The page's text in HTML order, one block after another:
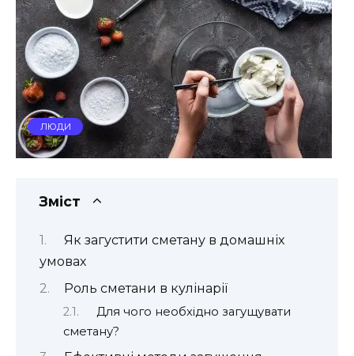
ЛЮДИ
Зміст
Як загустити сметану в домашніх
умовах
Роль сметани в кулінарії
Для чого необхідно загущувати
сметану?